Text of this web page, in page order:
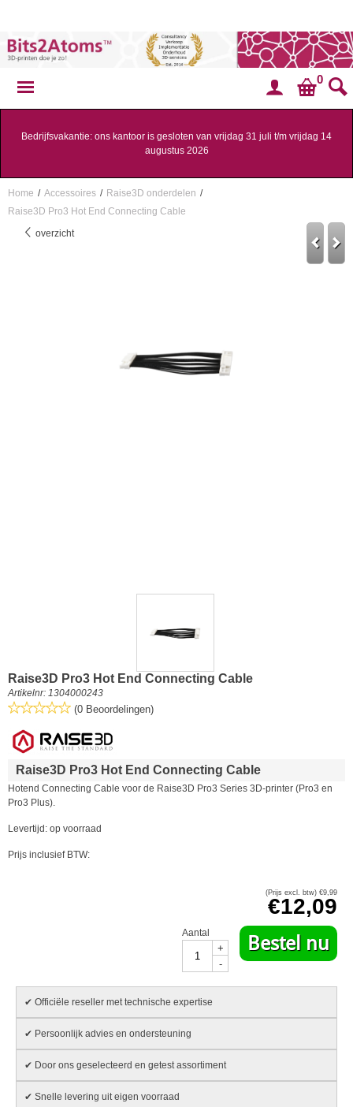
0
Bedrijfsvakantie: ons kantoor is gesloten van vrijdag 31 juli t/m vrijdag 14
augustus 2026
Home / Accessoires / Raise3D onderdelen /
Raise3D Pro3 Hot End Connecting Cable
overzicht
Raise3D Pro3 Hot End Connecting Cable
Artikelnr: 1304000243
(0 Beoordelingen)
Raise3D Pro3 Hot End Connecting Cable
Hotend Connecting Cable voor de Raise3D Pro3 Series 3D-printer (Pro3 en
Pro3 Plus).
Levertijd: op voorraad
Prijs inclusief BTW:
(Prijs excl. btw) €9,99
€12,09
Aantal
+
-
Bestel nu
✔ Officiële reseller met technische expertise
✔ Persoonlijk advies en ondersteuning
✔ Door ons geselecteerd en getest assortiment
✔ Snelle levering uit eigen voorraad